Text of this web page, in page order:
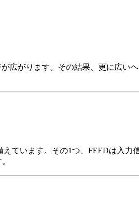
広がります。その結果、更に広
ています。その1つ、FEEDは入